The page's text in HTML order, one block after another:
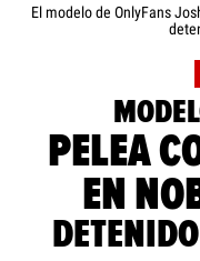
El modelo de OnlyFans
PELEA
EN